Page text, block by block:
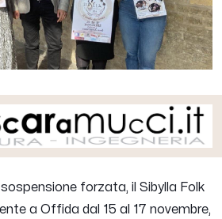
forzata, il Sibylla Folk
a Offida dal 15 al 17 novembre,